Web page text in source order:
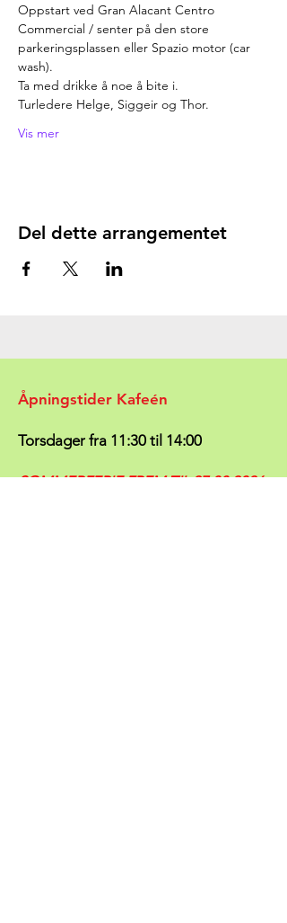
Oppstart ved Gran Alacant Centro
Commercial / senter på den store
parkeringsplassen eller Spazio motor (car
wash).
Ta med drikke å noe å bite i.
Turledere Helge, Siggeir og Thor.
Vis mer
Del dette arrangementet
Åpningstider Kafeén
Torsdager fra 11:30 til 14:00
SOMMERFERIE FREM TIL27.08.2026